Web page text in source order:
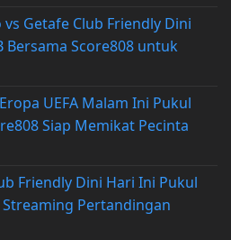
Getafe Club Friendly Dini
Bersama Score808 untuk
UEFA Malam Ini Pukul
Siap Memikat Pecinta
Friendly Dini Hari Ini Pukul
Streaming Pertandingan